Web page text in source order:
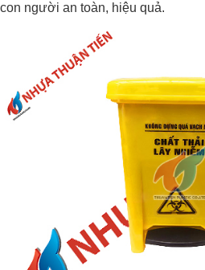
con người an toàn, hiệu quả.